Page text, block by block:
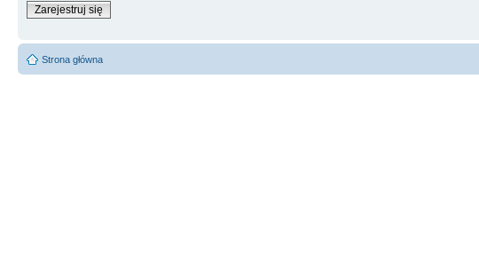
Zarejestruj się
Strona główna